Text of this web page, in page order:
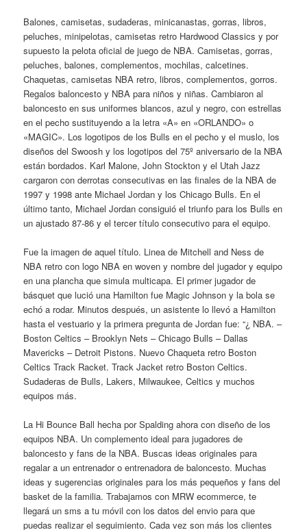
Balones, camisetas, sudaderas, minicanastas, gorras, libros,
peluches, minipelotas, camisetas retro Hardwood Classics y por
supuesto la pelota oficial de juego de NBA. Camisetas, gorras,
peluches, balones, complementos, mochilas, calcetines.
Chaquetas, camisetas NBA retro, libros, complementos, gorros.
Regalos baloncesto y NBA para niños y niñas. Cambiaron al
baloncesto en sus uniformes blancos, azul y negro, con estrellas
en el pecho sustituyendo a la letra «A» en «ORLANDO» o
«MAGIC». Los logotipos de los Bulls en el pecho y el muslo, los
diseños del Swoosh y los logotipos del 75º aniversario de la NBA
están bordados. Karl Malone, John Stockton y el Utah Jazz
cargaron con derrotas consecutivas en las finales de la NBA de
1997 y 1998 ante Michael Jordan y los Chicago Bulls. En el
último tanto, Michael Jordan consiguió el triunfo para los Bulls en
un ajustado 87-86 y el tercer título consecutivo para el equipo.
Fue la imagen de aquel título. Linea de Mitchell and Ness de
NBA retro con logo NBA en woven y nombre del jugador y equipo
en una plancha que simula multicapa. El primer jugador de
básquet que lució una Hamilton fue Magic Johnson y la bola se
echó a rodar. Minutos después, un asistente lo llevó a Hamilton
hasta el vestuario y la primera pregunta de Jordan fue: “¿ NBA. –
Boston Celtics – Brooklyn Nets – Chicago Bulls – Dallas
Mavericks – Detroit Pistons. Nuevo Chaqueta retro Boston
Celtics Track Racket. Track Jacket retro Boston Celtics.
Sudaderas de Bulls, Lakers, Milwaukee, Celtics y muchos
equipos más.
La Hi Bounce Ball hecha por Spalding ahora con diseño de los
equipos NBA. Un complemento ideal para jugadores de
baloncesto y fans de la NBA. Buscas ideas originales para
regalar a un entrenador o entrenadora de baloncesto. Muchas
ideas y sugerencias originales para los más pequeños y fans del
basket de la familia. Trabajamos con MRW ecommerce, te
llegará un sms a tu móvil con los datos del envio para que
puedas realizar el seguimiento. Cada vez son más los clientes